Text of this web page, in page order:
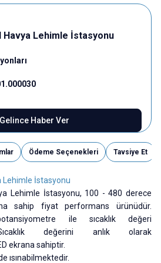
Havya Lehimle İstasyonu
Gelince Haber Ver
Ödeme Seçenekleri Tavsiye Et
Lehimle İstasyonu
Lehimle İstasyonu, 100 - 480 derece
sahip fiyat performans ürünüdür.
ile sıcaklık değeri
değerini anlık olarak
ekrana sahiptir.
ısınabilmektedir.